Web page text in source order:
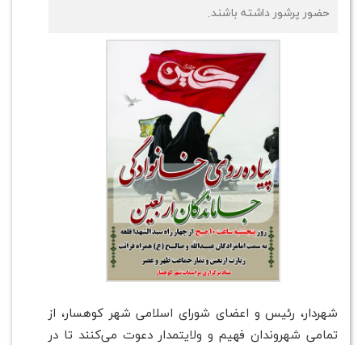
حضور پرشور داشته باشند.
شهردار، رئیس و اعضای شورای اسلامی شهر کوهسار، از
تمامی شهروندان فهیم و ولایتمدار دعوت می‌کنند تا در